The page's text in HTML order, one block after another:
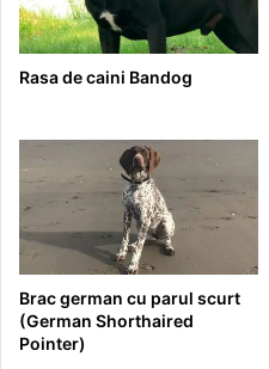
Rasa de caini Bandog
Brac german cu parul scurt
(German Shorthaired
Pointer)